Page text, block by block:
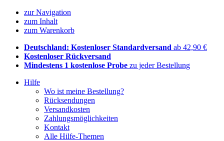
zur Navigation
zum Inhalt
zum Warenkorb
Deutschland: Kostenloser Standardversand ab 42,90 €
Kostenloser Rückversand
Mindestens 1 kostenlose Probe zu jeder Bestellung
Hilfe
Wo ist meine Bestellung?
Rücksendungen
Versandkosten
Zahlungsmöglichkeiten
Kontakt
Alle Hilfe-Themen